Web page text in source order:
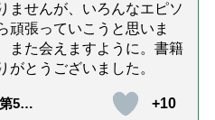
ませんが、いろんなエピソ
頑張っていこうと思いま
また会えますように。書籍
がとうございました。
500
+10